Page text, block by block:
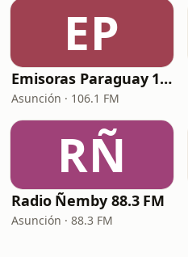
EP
Emisoras Paraguay 106.1 FM
Asunción · 106.1 FM
RÑ
Radio Ñemby 88.3 FM
Asunción · 88.3 FM